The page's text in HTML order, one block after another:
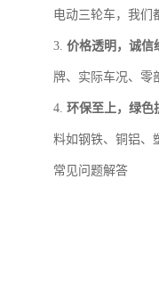
电动三轮车，我们
3. 价格透明，诚信
牌、实际车况、零
4. 环保至上，绿色
料如钢铁、铜铝、
常见问题解答